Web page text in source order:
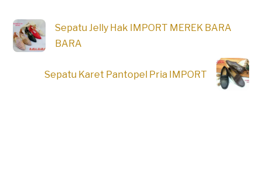
Sepatu Jelly Hak IMPORT MEREK BARA
BARA
Sepatu Karet Pantopel Pria IMPORT